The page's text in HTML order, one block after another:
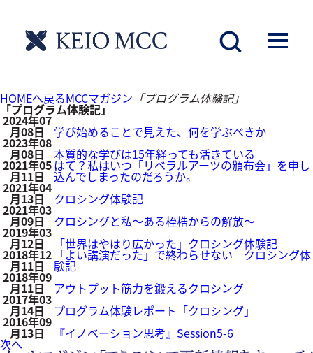
HOMEへ戻るMCCマガジン 「プログラム体験記」
「プログラム体験記」
2024年07
月08日 学び始めることで見えた、何を学ぶべきか
2023年08
月08日 本質的な学びは15年経っても活きている
2021年05
月11日
はて？私はいつ「リベラルアーツの頒布会」を申し
込んでしまったのだろうか。
2021年04
月13日 クロシング体験記
2021年03
月09日 クロシングと私～ある桎梏からの解放～
2019年03
月12日 「世界はやはり広かった」クロシング体験記
2018年12
月11日
「よい講演だった」で終わらせない クロシング体
験記
2018年09
月11日 アウトプット筋力を鍛えるクロシング
2017年03
月14日 プログラム体験レポート「クロシング」
2016年09
月13日 『イノベーション思考』Session5-6
次へ